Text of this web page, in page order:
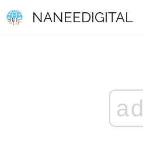
NANEEDIGITAL
ad